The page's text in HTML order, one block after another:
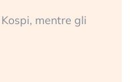
mentre gli